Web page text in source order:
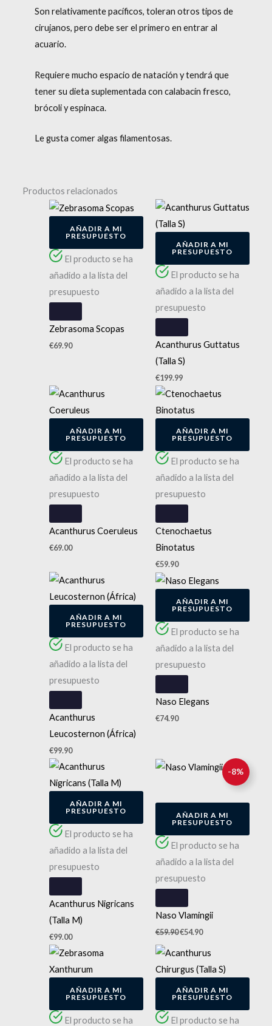
Son relativamente pacíficos, toleran otros tipos de
cirujanos, pero debe ser el primero en entrar al
acuario.
Requiere mucho espacio de natación y tendrá que
tener su dieta suplementada con calabacín fresco,
brócoli y espinaca.
Le gusta comer algas filamentosas.
Productos relacionados
AÑADIR A MI
PRESUPUESTO
El producto se ha
añadido a la lista del
presupuesto
Zebrasoma Scopas
€69.90
AÑADIR A MI
PRESUPUESTO
El producto se ha
añadido a la lista del
presupuesto
Acanthurus Guttatus
(Talla S)
€199.99
AÑADIR A MI
PRESUPUESTO
El producto se ha
añadido a la lista del
presupuesto
Acanthurus Coeruleus
€69.00
AÑADIR A MI
PRESUPUESTO
El producto se ha
añadido a la lista del
presupuesto
Ctenochaetus
Binotatus
€59.90
AÑADIR A MI
PRESUPUESTO
El producto se ha
añadido a la lista del
presupuesto
Acanthurus
Leucosternon (África)
€99.90
AÑADIR A MI
PRESUPUESTO
El producto se ha
añadido a la lista del
presupuesto
Naso Elegans
€74.90
AÑADIR A MI
PRESUPUESTO
El producto se ha
añadido a la lista del
presupuesto
Acanthurus Nigricans
(Talla M)
€99.00
-8%
AÑADIR A MI
PRESUPUESTO
El producto se ha
añadido a la lista del
presupuesto
Naso Vlamingii
€59.90
El
era:
€59.90.
€54.90
El
precio
es:
€54.90.
AÑADIR A MI
PRESUPUESTO
El producto se ha
AÑADIR A MI
PRESUPUESTO
El producto se ha